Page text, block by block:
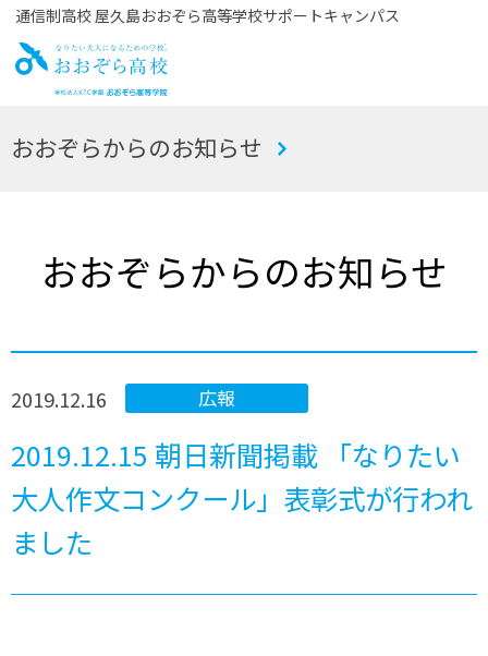
通信制高校 屋久島おおぞら高等学校サポートキャンパス
お
おおぞらからのお知らせ
おおぞらからのお知らせ
2019.12.16 広報
2019.12.15 朝日新聞掲載 「なりたい
大人作文コンクール」表彰式が行われ
ました